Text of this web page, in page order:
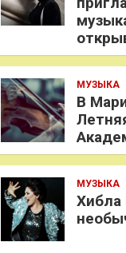
МУЗЫКА
В
МУЗЫКА
Хибла